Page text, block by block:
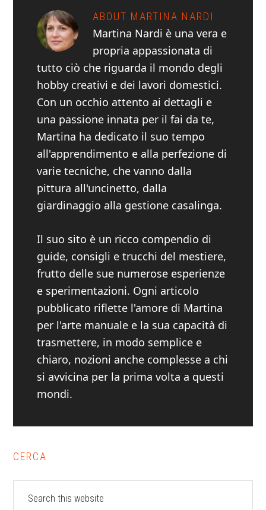
ABOUT MARTINA NARDI
Martina Nardi è una vera e
propria appassionata di
tutto ciò che riguarda il mondo degli
hobby creativi e dei lavori domestici.
Con un occhio attento ai dettagli e
una passione innata per il fai da te,
Martina ha dedicato il suo tempo
all'apprendimento e alla perfezione di
varie tecniche, che vanno dalla
pittura all'uncinetto, dalla
giardinaggio alla gestione casalinga.
Il suo sito è un ricco compendio di
guide, consigli e trucchi del mestiere,
frutto delle sue numerose esperienze
e sperimentazioni. Ogni articolo
pubblicato riflette l'amore di Martina
per l'arte manuale e la sua capacità di
trasmettere, in modo semplice e
chiaro, nozioni anche complesse a chi
si avvicina per la prima volta a questi
mondi.
Primary
Sidebar
CERCA